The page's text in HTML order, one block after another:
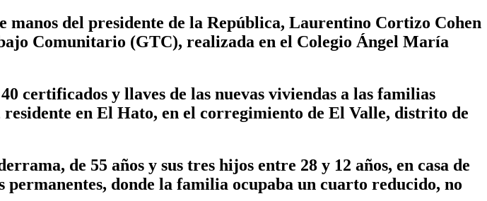
manos del presidente de la República, Laurentino Cortizo Cohen
Comunitario (GTC), realizada en el Colegio Ángel María
certificados y llaves de las nuevas viviendas a las familias
en El Hato, en el corregimiento de El Valle, distrito de
de 55 años y sus tres hijos entre 28 y 12 años, en casa de
donde la familia ocupaba un cuarto reducido, no